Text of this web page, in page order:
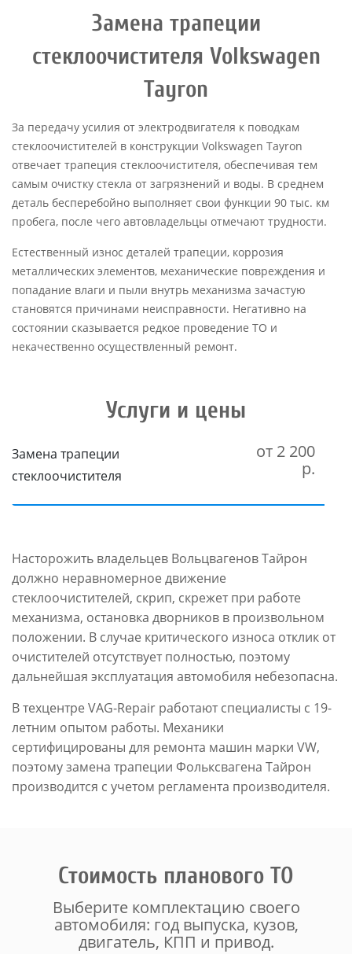
Замена трапеции
стеклоочистителя Volkswagen
Tayron
За передачу усилия от электродвигателя к поводкам
стеклоочистителей в конструкции Volkswagen Tayron
отвечает трапеция стеклоочистителя, обеспечивая тем
самым очистку стекла от загрязнений и воды. В среднем
деталь бесперебойно выполняет свои функции 90 тыс. км
пробега, после чего автовладельцы отмечают трудности.
Естественный износ деталей трапеции, коррозия
металлических элементов, механические повреждения и
попадание влаги и пыли внутрь механизма зачастую
становятся причинами неисправности. Негативно на
состоянии сказывается редкое проведение ТО и
некачественно осуществленный ремонт.
Услуги и цены
Замена трапеции
стеклоочистителя
от 2 200
р.
Насторожить владельцев Вольцвагенов Тайрон
должно неравномерное движение
стеклоочистителей, скрип, скрежет при работе
механизма, остановка дворников в произвольном
положении. В случае критического износа отклик от
очистителей отсутствует полностью, поэтому
дальнейшая эксплуатация автомобиля небезопасна.
В техцентре VAG-Repair работают специалисты с 19-
летним опытом работы. Механики
сертифицированы для ремонта машин марки VW,
поэтому замена трапеции Фольксвагена Тайрон
производится с учетом регламента производителя.
Стоимость планового ТО
Выберите комплектацию своего
автомобиля: год выпуска, кузов,
двигатель, КПП и привод.